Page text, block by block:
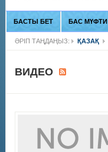
БАСТЫ БЕТ БАС МҮФТИ
ӘРІП ТАҢДАҢЫЗ: ҚАЗАҚ
ВИДЕО